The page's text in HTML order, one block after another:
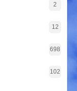
2
12
698
102